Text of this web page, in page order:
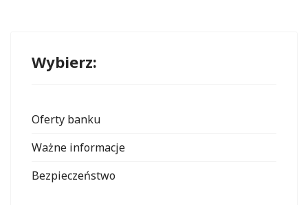
Wybierz:
Oferty banku
Ważne informacje
Bezpieczeństwo